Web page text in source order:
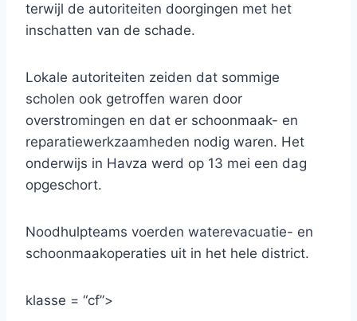
terwijl de autoriteiten doorgingen met het
inschatten van de schade.
Lokale autoriteiten zeiden dat sommige
scholen ook getroffen waren door
overstromingen en dat er schoonmaak- en
reparatiewerkzaamheden nodig waren. Het
onderwijs in Havza werd op 13 mei een dag
opgeschort.
Noodhulpteams voerden waterevacuatie- en
schoonmaakoperaties uit in het hele district.
klasse = “cf”>